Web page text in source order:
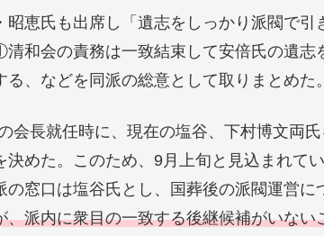
昭恵氏も出席し「遺志をしっかり派閥で引
和会の責務は一致結束して安倍氏の遺
る、などを同派の総意として取りまとめた。
会長就任時に、現在の塩谷、下村博文両
決めた。このため、9月上旬と見込まれて
の窓口は塩谷氏とし、国葬後の派閥運営に
、派内に衆目の一致する後継候補がいない